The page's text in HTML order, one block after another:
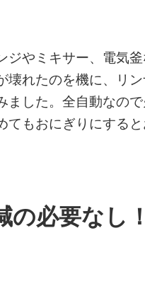
ジやミキサー、電気
壊れたのを機に、リ
ました。全自動なの
てもおにぎりにする
必要なし！